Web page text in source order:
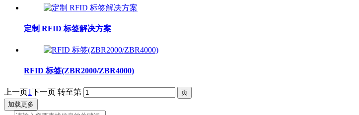
定制 RFID 标签解决方案
RFID 标签(ZBR2000/ZBR4000)
上一页1下一页 转至第
加载更多